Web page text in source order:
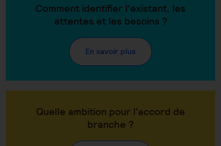
Comment identifier l'existant, les
attentes et les besoins ?
En savoir plus
Quelle ambition pour l'accord de
branche ?